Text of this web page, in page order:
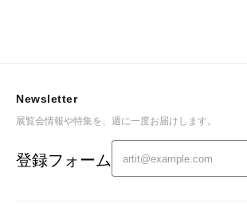
Newsletter
展覧会情報や特集を、週に一度お届けします。
登録フォーム